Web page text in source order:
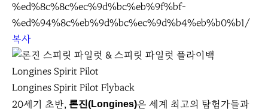
e
%ed%8c%8c%ec%9d%bc%eb%9f%bf-
%ed%94%8c%eb%9d%bc%ec%9d%b4%eb%b0%b1/
복사
Longines Spirit Pilot
Longines Spirit Pilot Flyback
20세기 초반, 론진(Longines)은 세계 최고의 탐험가들과